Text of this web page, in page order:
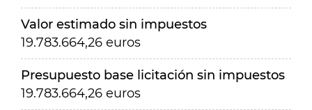
Valor estimado sin impuestos
19.783.664,26 euros
Presupuesto base licitación sin impuestos
19.783.664,26 euros